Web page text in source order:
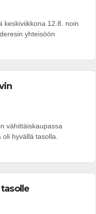
keskiviikkona 12.8. noin
yhteisöön
vähittäiskaupassa
hyvällä tasolla.